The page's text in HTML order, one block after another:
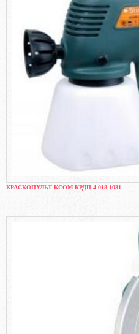
КРАСКОПУЛЬТ КСОМ КРДП-4 018-1031